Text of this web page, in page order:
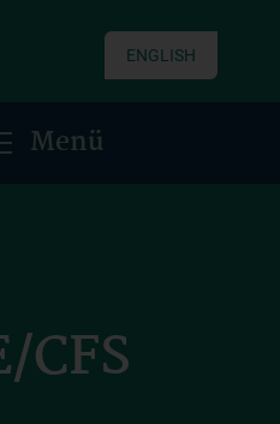
ENGLISH
Menü